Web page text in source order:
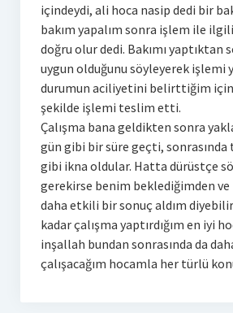
içindeydi, ali hoca nasip dedi bir
bakım yapalım sonra işlem ile
doğru olur dedi. Bakımı yaptıktan
uygun olduğunu söyleyerek işlemi
durumun aciliyetini belirttiğim için
şekilde işlemi teslim etti.
Çalışma bana geldikten sonra
gün gibi bir süre geçti,
gibi ikna oldular. Hatta dürüstçe
gerekirse benim beklediğimden
daha etkili bir sonuç aldım
kadar çalışma yaptırdığım en iyi
inşallah bundan sonrasında da
çalışacağım hocamla her türlü